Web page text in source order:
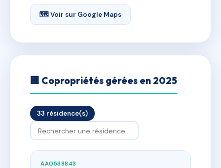
🗺 Voir sur Google Maps
🏢 Copropriétés gérées en 2025
33 résidence(s)
AA0538843